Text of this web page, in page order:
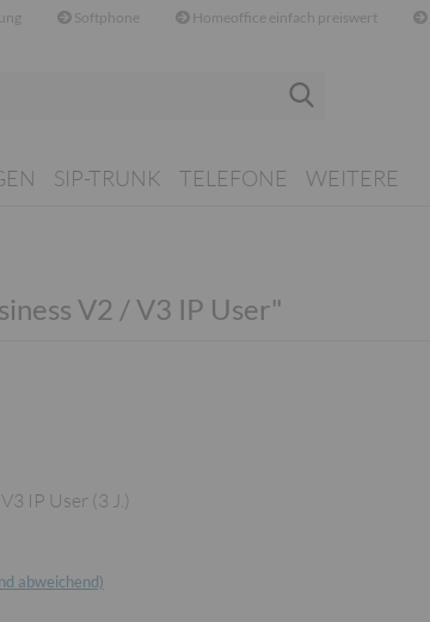
Softphone Homeoffice einfach preiswert
SIP-TRUNK TELEFONE WEITERE
V2 / V3 IP User"
IP User (3 J.)
abweichend)